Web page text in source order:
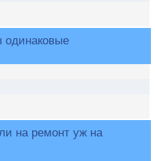
одинаковые
на ремонт уж на